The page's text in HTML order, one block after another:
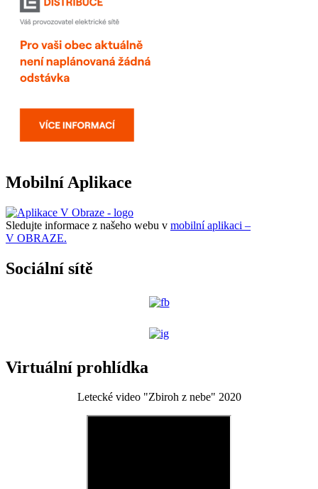
Mobilní Aplikace
Sledujte informace z našeho webu v mobilní aplikaci –
V OBRAZE.
Sociální sítě
Virtuální prohlídka
Letecké video "Zbiroh z nebe" 2020